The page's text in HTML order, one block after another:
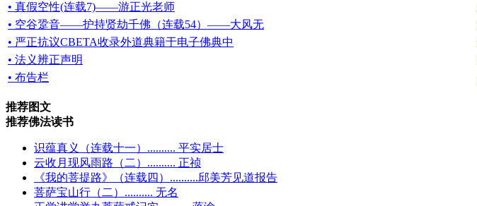
• 真假空性(连载7)——游正光老师
• 空谷跫音——护持贤劫千佛（连载54）——大风无
• 严正抗议CBETA收录外道典籍于电子佛典中
• 法义辨正声明
• 布告栏
推荐图文
推荐佛法读书
识蕴真义（连载十一）.......... 平实居士
云收月现风雨路（二）.......... 正祯
《我的菩提路》（连载四）..........邱美芳见道报告
菩萨宝山行（二）.......... 无名